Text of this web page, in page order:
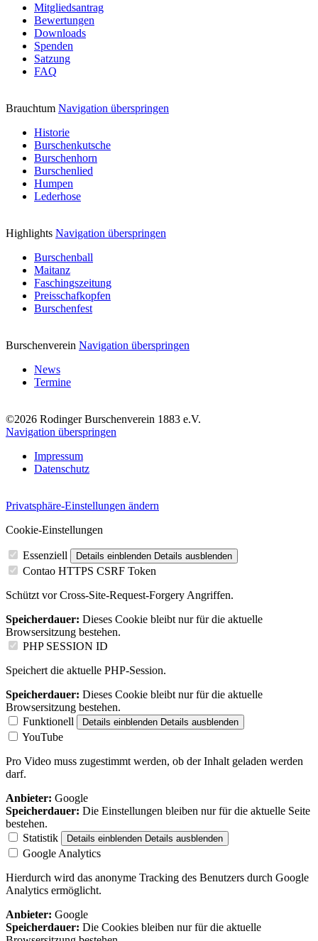
Mitgliedsantrag
Bewertungen
Downloads
Spenden
Satzung
FAQ
Brauchtum Navigation überspringen
Historie
Burschenkutsche
Burschenhorn
Burschenlied
Humpen
Lederhose
Highlights Navigation überspringen
Burschenball
Maitanz
Faschingszeitung
Preisschafkopfen
Burschenfest
Burschenverein Navigation überspringen
News
Termine
©2026 Rodinger Burschenverein 1883 e.V.
Navigation überspringen
Impressum
Datenschutz
Privatsphäre-Einstellungen ändern
Cookie-Einstellungen
Essenziell Details einblenden Details ausblenden
Contao HTTPS CSRF Token
Schützt vor Cross-Site-Request-Forgery Angriffen.
Speicherdauer: Dieses Cookie bleibt nur für die aktuelle
Browsersitzung bestehen.
PHP SESSION ID
Speichert die aktuelle PHP-Session.
Speicherdauer: Dieses Cookie bleibt nur für die aktuelle
Browsersitzung bestehen.
Funktionell
Details einblenden Details ausblenden
YouTube
Pro Video muss zugestimmt werden, ob der Inhalt geladen werden
darf.
Anbieter: Google
Speicherdauer: Die Einstellungen bleiben nur für die aktuelle Seite
bestehen.
Statistik
Details einblenden Details ausblenden
Google Analytics
Hierdurch wird das anonyme Tracking des Benutzers durch Google
Analytics ermöglicht.
Anbieter: Google
Speicherdauer: Die Cookies bleiben nur für die aktuelle